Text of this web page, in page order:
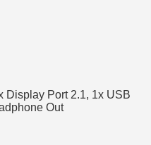
Display Port 2.1, 1x USB
Out